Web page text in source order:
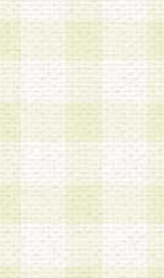
にて本サービ
から付与された
。
ンIDおよびパ
がその責任を負
インIDおよび
を問わず第三者